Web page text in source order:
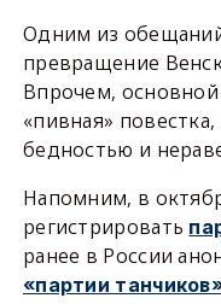
Одним из
превращение
Впрочем,
«пивная»
бедностью и
Напомним, в
регистрировать
ранее в России
«партии